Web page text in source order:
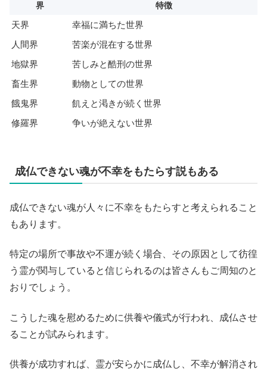
界 特徴
天界
幸福に満ちた世界
人間界
苦楽が混在する世界
地獄界
苦しみと酷刑の世界
畜生界
動物としての世界
餓鬼界
飢えと渇きが続く世界
修羅界
争いが絶えない世界
成仏できない魂が不幸をもたらす説もある
成仏できない魂が人々に不幸をもたらすと考えられること
もあります。
特定の場所で事故や不運が続く場合、その原因として彷徨
う霊が関与していると信じられるのは皆さんもご周知のと
おりでしょう。
こうした魂を慰めるために供養や儀式が行われ、成仏させ
ることが試みられます。
供養が成功すれば、霊が安らかに成仏し、不幸が解消され